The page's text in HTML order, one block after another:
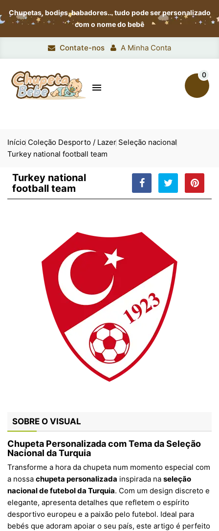
Chupetas, bodies, babadores…tudo pode ser personalizado
com o nome do bebê
Contate-nos A Minha Conta

0
Início Coleção Desporto / Lazer Seleção nacional
Turkey national football team
Turkey national
football team
SOBRE O VISUAL
Chupeta Personalizada com Tema da Seleção
Nacional da Turquia
Transforme a hora da chupeta num momento especial com
a nossa chupeta personalizada inspirada na seleção
nacional de futebol da Turquia. Com um design discreto e
elegante, apresenta detalhes que refletem o espírito
desportivo europeu e a paixão pelo futebol. Ideal para
bebés que adoram apoiar o seu país, este artigo é perfeito